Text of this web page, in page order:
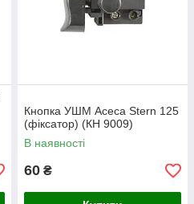
Кнопка УШМ Асеса Stern 125
(фіксатор) (КН 9009)
В наявності
60 ₴